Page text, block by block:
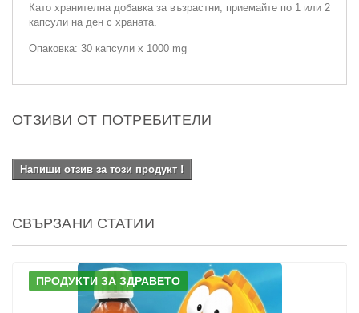
Като хранителна добавка за възрастни, приемайте по 1 или 2
капсули на ден с храната.
Опаковка: 30 капсули х 1000 mg
ОТЗИВИ ОТ ПОТРЕБИТЕЛИ
Напиши отзив за този продукт !
СВЪРЗАНИ СТАТИИ
ПРОДУКТИ ЗА ЗДРАВЕТО